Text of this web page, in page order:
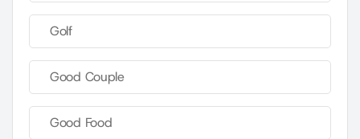
Golf
Good Couple
Good Food